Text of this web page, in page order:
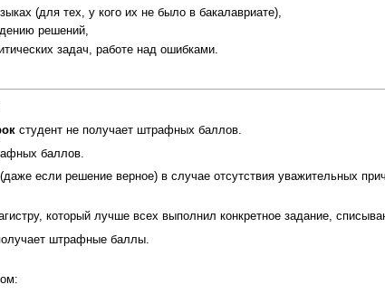
(для тех, у кого их не было в бакалавриате),
решений,
задач, работе над ошибками.
студент не получает штрафных баллов.
баллов.
если решение верное) в случае отсутствия уважительных
который лучше всех выполнил конкретное задание,
штрафные баллы.